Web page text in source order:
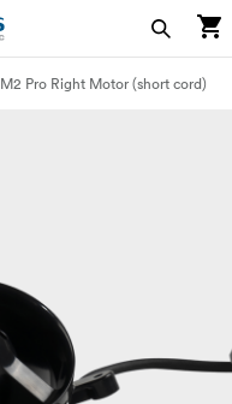
M2 Pro Right Motor (short cord)